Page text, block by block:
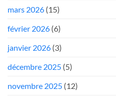
mars 2026 (15)
février 2026 (6)
janvier 2026 (3)
décembre 2025 (5)
novembre 2025 (12)